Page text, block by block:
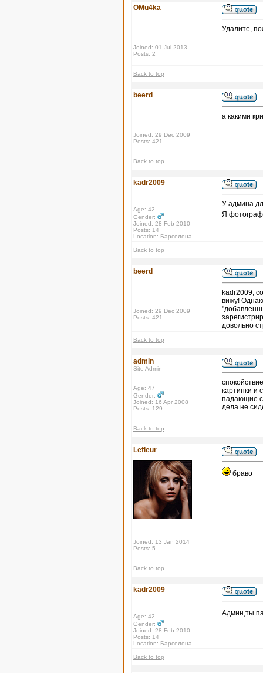
OMu4ka
Joined: 01 Jul 2013
Posts: 2
Удалите,
Back to top
beerd
Joined: 29 Dec 2009
Posts: 421
а какими
Back to top
kadr2009
Age: 42
Gender:
Joined: 28 Feb 2010
Posts: 14
Location: Барселона
У админа
Я
Back to top
beerd
Joined: 29 Dec 2009
Posts: 421
kadr2009,
вижу!
довольно
Back to top
admin
Site Admin
Age: 47
Gender:
Joined: 16 Apr 2008
Posts: 129
картинки и
падающие
дела не
Back to top
Lefleur
Joined: 13 Jan 2014
Posts: 5
браво
Back to top
kadr2009
Age: 42
Gender:
Joined: 28 Feb 2010
Posts: 14
Location: Барселона
Админ,ты
Back to top